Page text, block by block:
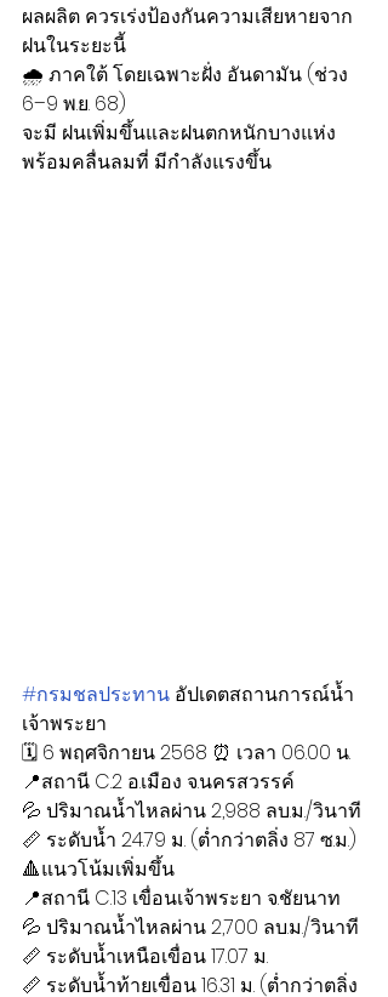
ผลผลิต ควรเร่งป้องกันความเสียหายจาก
ฝนในระยะนี้
🌧️ ภาคใต้ โดยเฉพาะฝั่ง อันดามัน (ช่วง
6–9 พ.ย. 68)
จะมี ฝนเพิ่มขึ้นและฝนตกหนักบางแห่ง
พร้อมคลื่นลมที่ มีกำลังแรงขึ้น
#กรมชลประทาน อัปเดตสถานการณ์น้ำ
เจ้าพระยา
🗓 6 พฤศจิกายน 2568 ⏰ เวลา 06.00 น.
📍สถานี C.2 อ.เมือง จ.นครสวรรค์
💦 ปริมาณน้ำไหลผ่าน 2,988 ลบ.ม./วินาที
📏 ระดับน้ำ 24.79 ม. (ต่ำกว่าตลิ่ง 87 ซ.ม.)
🔺แนวโน้มเพิ่มขึ้น
📍สถานี C.13 เขื่อนเจ้าพระยา จ.ชัยนาท
💦 ปริมาณน้ำไหลผ่าน 2,700 ลบ.ม./วินาที
📏 ระดับน้ำเหนือเขื่อน 17.07 ม.
📏 ระดับน้ำท้ายเขื่อน 16.31 ม. (ต่ำกว่าตลิ่ง